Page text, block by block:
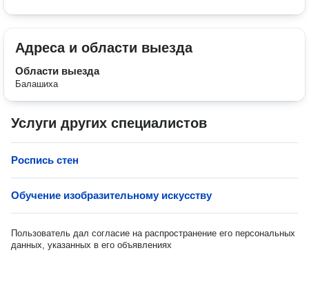
Адреса и области выезда
Области выезда
Балашиха
Услуги других специалистов
Роспись стен
Обучение изобразительному искусству
Пользователь дал согласие на распространение его персональных
данных, указанных в его объявлениях